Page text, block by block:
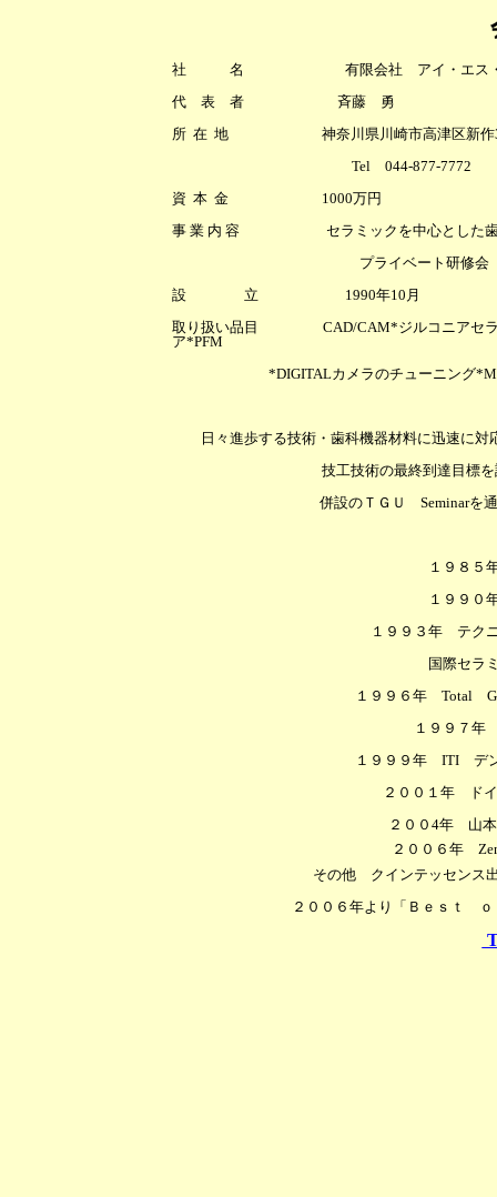
社 名 有限会社 アイ・エス・デ
代 表 者 斉藤 勇
所 在 地 神奈川県川崎市高津区新作3-
Tel 044-877-7772
資 本 金 1000万円
事 業 内 容 セラミックを中心とした歯
プライベート研修会
設 立 1990年10月
取り扱い品目 CAD/CAM*ジルコニアセラミ
ア*PFM
*DIGITALカメラのチューニング
日々進歩する技術・歯科機器材料に迅速に
技工技術の最終到達目標を
併設のＴＧＵ Seminarを
１９８５
１９９０
１９９３年 テク
国際セラミスト
１９９６年 Total
１９９７年
１９９９年 ITIデン
２００１年 ド
２００ 4年 山本
２００６年
その他 クインテッセンス
２００６年より「Ｂｅｓｔ